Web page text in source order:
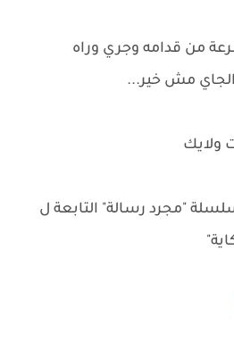
من قدامه وجري وراه
الجاي مش خير...
"مجرد رسالة" التابعة ل